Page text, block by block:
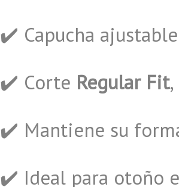
✔️ Capucha
✔️ Corte Regular Fit
✔️ Mantiene su
✔️ Ideal para otoño